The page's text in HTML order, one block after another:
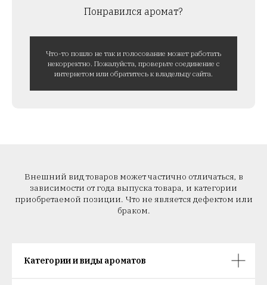
Понравился аромат?
Что-то пошло не так и голосование может работать
некорректно. Пожалуйста, проверьте соединение с
интернетом или обратитесь к владельцу сайта.
Внешний вид товаров может частично отличаться, в
зависимости от года выпуска товара, и категории
приобретаемой позиции. Что не является дефектом или
браком.
Категории и виды ароматов